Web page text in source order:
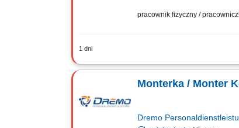
pracownik fizyczny /
1 dni
Twoje zadania: Produkcja i
Monterka / Monter
Dremo